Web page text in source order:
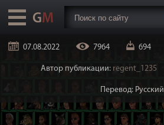
07.08.2022 7964 694
Автор публикации: regent_1235
Перевод: Русский